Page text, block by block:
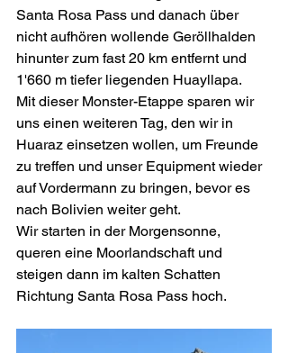
Santa Rosa Pass und danach über
nicht aufhören wollende Geröllhalden
hinunter zum fast 20 km entfernt und
1'660 m tiefer liegenden Huayllapa.
Mit dieser Monster-Etappe sparen wir
uns einen weiteren Tag, den wir in
Huaraz einsetzen wollen, um Freunde
zu treffen und unser Equipment wieder
auf Vordermann zu bringen, bevor es
nach Bolivien weiter geht.
Wir starten in der Morgensonne,
queren eine Moorlandschaft und
steigen dann im kalten Schatten
Richtung Santa Rosa Pass hoch.